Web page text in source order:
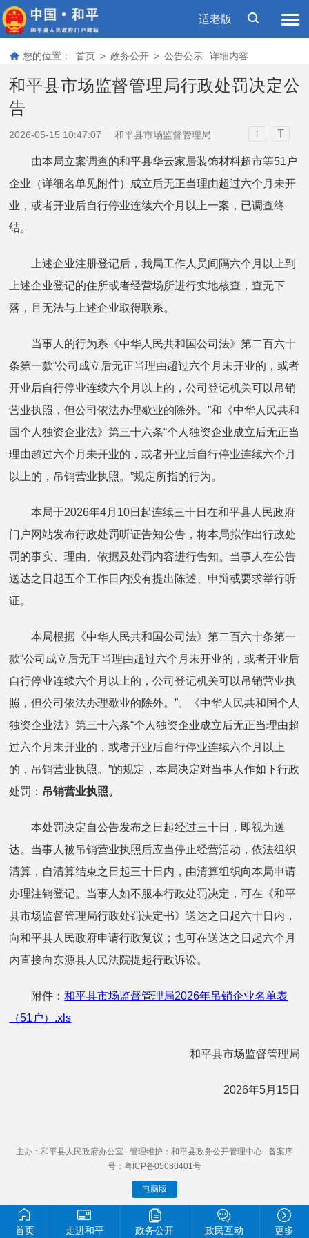
适老版
您的位置： 首页 > 政务公开 > 公告公示 详细内容
和平县市场监督管理局行政处罚决定公
告
2026-05-15 10:47:07 和平县市场监督管理局 T T
由本局立案调查的和平县华云家居装饰材料超市等51户
企业（详细名单见附件）成立后无正当理由超过六个月未开
业，或者开业后自行停业连续六个月以上一案，已调查终
结。
上述企业注册登记后，我局工作人员间隔六个月以上到
上述企业登记的住所或者经营场所进行实地核查，查无下
落，且无法与上述企业取得联系。
当事人的行为系《中华人民共和国公司法》第二百六十
条第一款“公司成立后无正当理由超过六个月未开业的，或者
开业后自行停业连续六个月以上的，公司登记机关可以吊销
营业执照，但公司依法办理歇业的除外。”和《中华人民共和
国个人独资企业法》第三十六条“个人独资企业成立后无正当
理由超过六个月未开业的，或者开业后自行停业连续六个月
以上的，吊销营业执照。”规定所指的行为。
本局于2026年4月10日起连续三十日在和平县人民政府
门户网站发布行政处罚听证告知公告，将本局拟作出行政处
罚的事实、理由、依据及处罚内容进行告知。当事人在公告
送达之日起五个工作日内没有提出陈述、申辩或要求举行听
证。
本局根据《中华人民共和国公司法》第二百六十条第一
款“公司成立后无正当理由超过六个月未开业的，或者开业后
自行停业连续六个月以上的，公司登记机关可以吊销营业执
照，但公司依法办理歇业的除外。”、《中华人民共和国个人
独资企业法》第三十六条“个人独资企业成立后无正当理由超
过六个月未开业的，或者开业后自行停业连续六个月以上
的，吊销营业执照。”的规定，本局决定对当事人作如下行政
处罚： 吊销营业执照。
本处罚决定自公告发布之日起经过三十日，即视为送
达。当事人被吊销营业执照后应当停止经营活动，依法组织
清算，自清算结束之日起三十日内，由清算组织向本局申请
办理注销登记。当事人如不服本行政处罚决定，可在《和平
县市场监督管理局行政处罚决定书》送达之日起六十日内，
向和平县人民政府申请行政复议；也可在送达之日起六个月
内直接向东源县人民法院提起行政诉讼。
附件：和平县市场监督管理局2026年吊销企业名单表
（51户）.xls
和平县市场监督管理局
2026年5月15日
主办：和平县人民政府办公室 管理维护：和平县政务公开管理中心 备案序
号：粤ICP备05080401号
电脑版
首页 走进和平 政务公开 政民互动 更多